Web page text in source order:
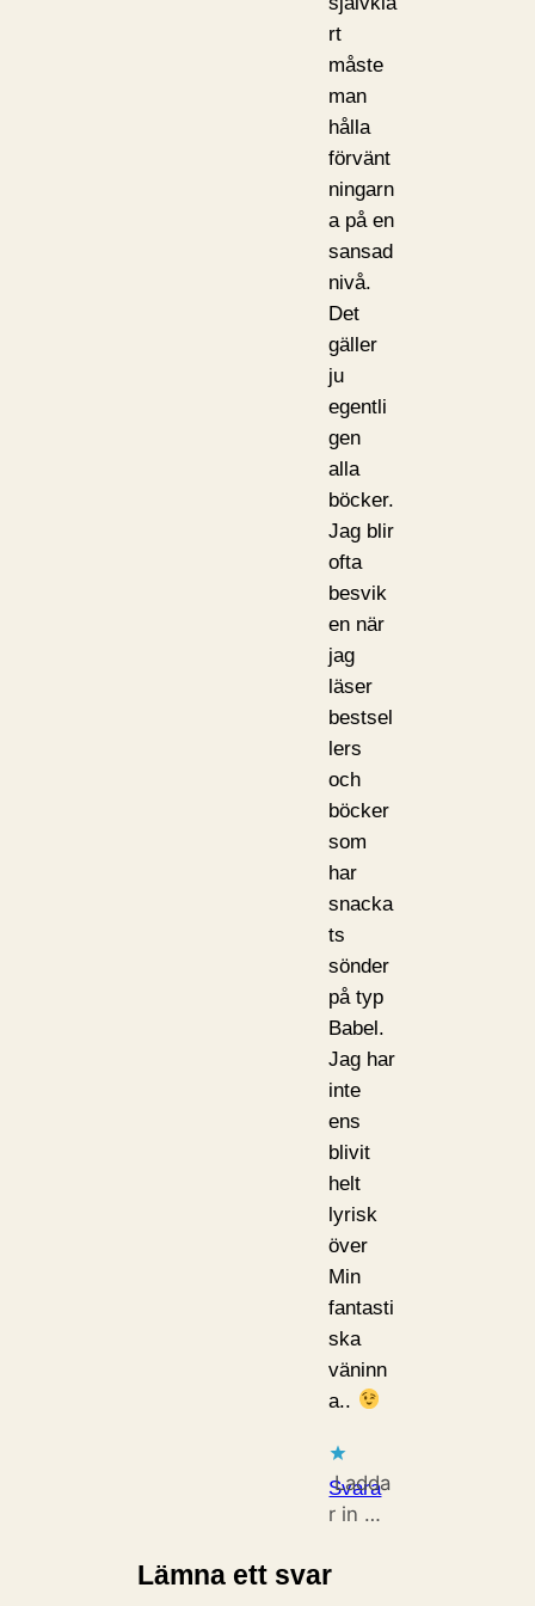
rt
måste
man
hålla
förvänt
ningarn
a på en
sansad
nivå.
Det
gäller
ju
egentli
gen
alla
böcker.
Jag blir
ofta
besvik
en när
jag
läser
bestsel
lers
och
böcker
som
har
snacka
ts
sönder
på typ
Babel.
Jag har
inte
ens
blivit
helt
lyrisk
över
Min
fantasti
ska
väninn
a..
Ladda
r in …
Svara
Lämna ett svar